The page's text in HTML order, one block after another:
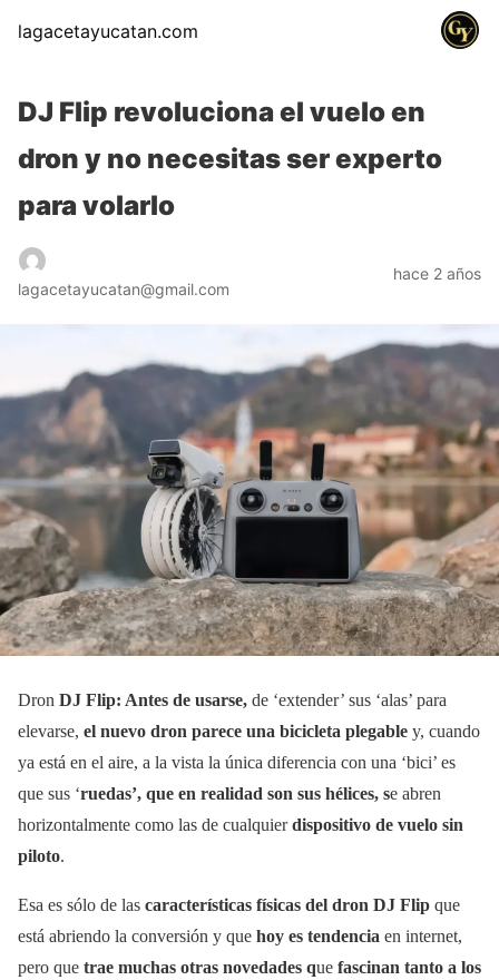
lagacetayucatan.com
DJ Flip revoluciona el vuelo en
dron y no necesitas ser experto
para volarlo
lagacetayucatan@gmail.com
hace 2 años
Dron DJ Flip: Antes de usarse, de ‘extender’ sus ‘alas’ para
elevarse, el nuevo dron parece una bicicleta plegable y, cuando
ya está en el aire, a la vista la única diferencia con una ‘bici’ es
que sus ‘ruedas’, que en realidad son sus hélices, se abren
horizontalmente como las de cualquierdispositivo de vuelo sin
piloto.
Esa es sólo de las características físicas del dron DJ Flip que
está abriendo la conversión y que hoy es tendencia en internet,
pero que trae muchas otras novedades que fascinan tanto a los